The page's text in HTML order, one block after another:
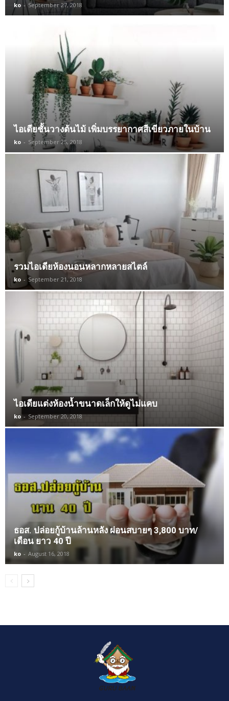
ko - September 27, 2018
ไอเดียชั้นวางต้นไม้ เพิ่มบรรยากาศสีเขียวภายในบ้าน
ko - September 25, 2018
รวมไอเดียห้องนอนหลากหลายสไตล์
ko - September 21, 2018
ไอเดียแต่งห้องน้ำขนาดเล็กให้ดูไม่แคบ
ko - September 20, 2018
ธอส. ปล่อยกู้บ้านล้านหลัง ผ่อนสบายๆ 3,800 บาท/
เดือน ยาว 40 ปี
ko - August 16, 2018